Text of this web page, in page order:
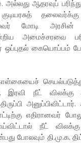
அல்லது ஆதரவுப்
தலைவர்க்கு
மோடி
அமைச்சரவை
ஒப்புதல் கையொப்பம்
நீட் விலக்கு
எதிரானவர்
நீட்
போலவும் தி.மு.க.